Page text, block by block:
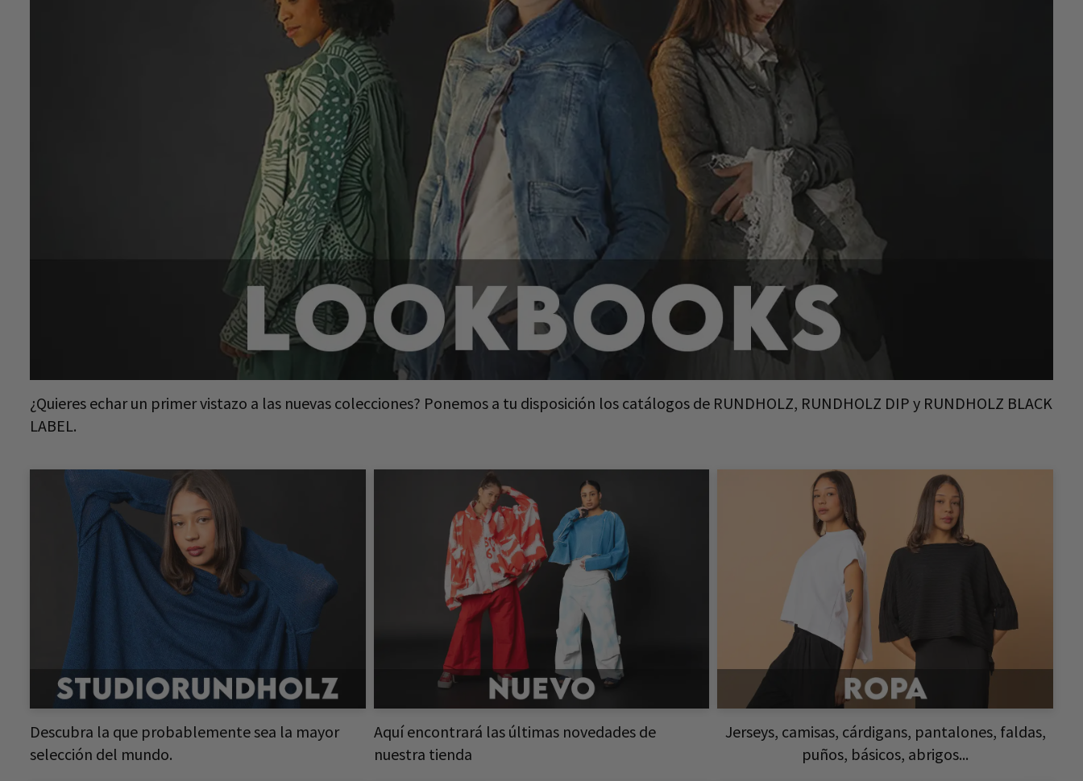
¿Quieres echar un primer vistazo a las nuevas colecciones? Ponemos a tu disposición los catálogos de RUNDHOLZ, RUNDHOLZ DIP y RUNDHOLZ BLACK
LABEL.
Descubra la que probablemente sea la mayor
selección del mundo.
Aquí encontrará las últimas novedades de
nuestra tienda
Jerseys, camisas, cárdigans, pantalones, faldas,
puños, básicos, abrigos...